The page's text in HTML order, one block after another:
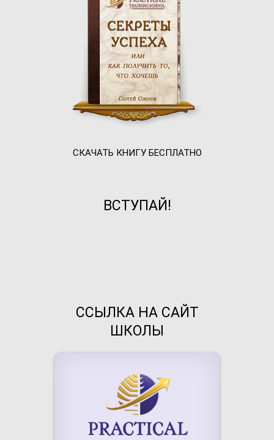
СКАЧАТЬ КНИГУ БЕСПЛАТНО
ВСТУПАЙ!
ССЫЛКА НА САЙТ
ШКОЛЫ